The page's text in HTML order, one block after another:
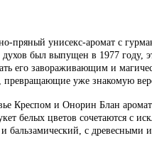
пряный унисекс-аромат с
был выпущен в 1977
его завораживающим и
уже знакомую
Креспом и Онорин Блан аромат
белых цветов сочетаются с
и бальзамический, с